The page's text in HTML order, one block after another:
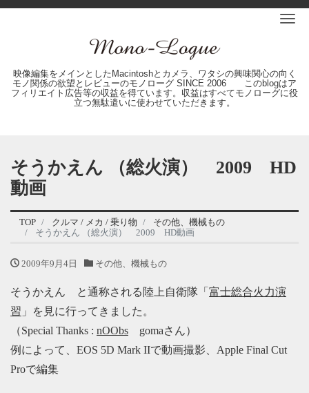
映像編集をメインとしたMacintoshとカメラ、ワタシの興味関心の向く
モノ関係の欲望とレビューのモノローグ SINCE 2006 このblogはア
フィリエイト広告等の収益を得ています。収益はすべてモノローグに役
立つ無駄遣いに使わせていただきます。
そうかえん （総火演） 2009 HD
動画
TOP クルマ / メカ / 乗り物
その他、機械もの
そうかえん （総火演） 2009 HD動画
2009年9月4日 その他、機械もの
そうかえん と通称される陸上自衛隊「 富士総合火力演
習 」を見に行ってきました。
（Special Thanks : nOObs gomaさん）
例によって、EOS 5D Mark IIで動画撮影、Apple Final Cut
Proで編集